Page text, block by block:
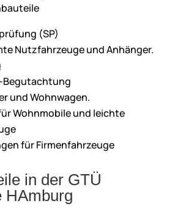
(SP)
Nutzfahrzeuge und Anhänger.
Begutachtung
und Wohnwagen.
Wohnmobile und leichte
für Firmenfahrzeuge
in der GTÜ
HAmburg